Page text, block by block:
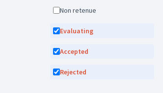
Non retenue
Evaluating
Accepted
Rejected